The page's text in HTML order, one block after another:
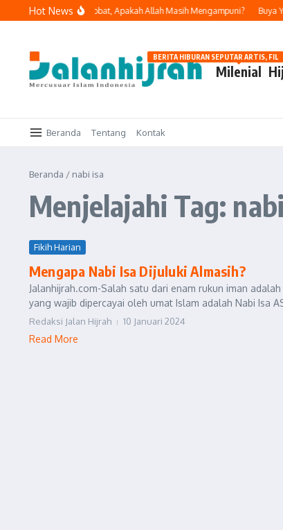
Lewati ke konten
Hot News
Dosa dan Bertobat, Apakah Allah Masih Mengampuni? Buya
Milenial
BERITA HIBURAN SEPUTAR ARTIS,
Beranda Tentang Kontak
Beranda / nabi isa
Menjelajahi Tag:
Fikih Harian
Mengapa Nabi Isa Dijuluki Almasih?
Jalanhijrah.com-Salah satu dari enam rukun iman
yang wajib dipercayai oleh umat Islam adalah Nabi Isa
Redaksi Jalan Hijrah 10 Januari 2024
Read More